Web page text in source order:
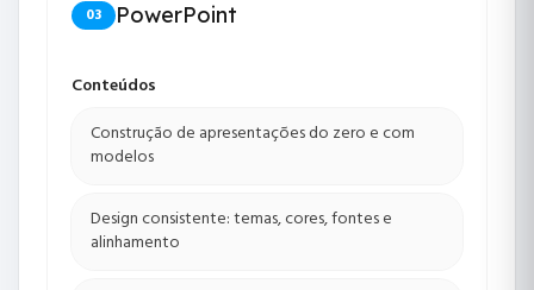
03 PowerPoint
Conteúdos
Construção de apresentações do zero e com
modelos
Design consistente: temas, cores, fontes e
alinhamento